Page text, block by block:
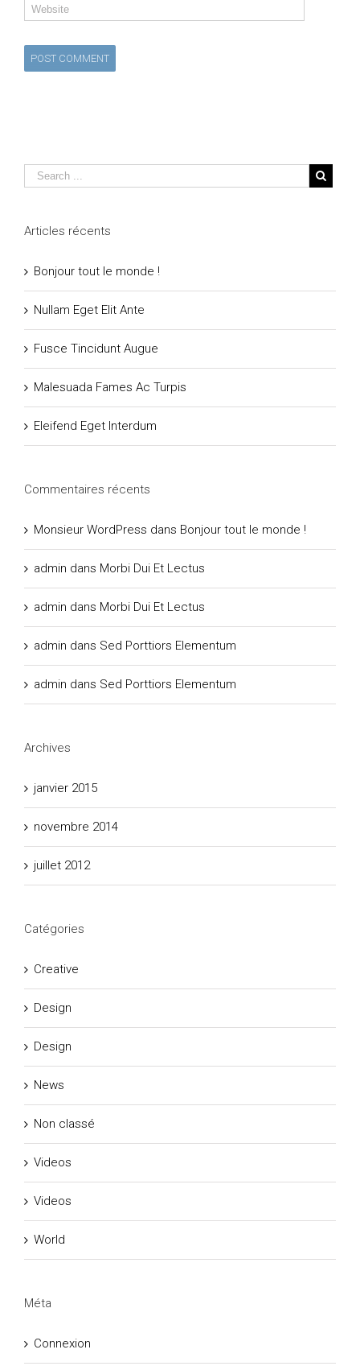
Articles récents
Bonjour tout le monde !
Nullam Eget Elit Ante
Fusce Tincidunt Augue
Malesuada Fames Ac Turpis
Eleifend Eget Interdum
Commentaires récents
Monsieur WordPress dans Bonjour tout le monde !
admin dans Morbi Dui Et Lectus
admin dans Morbi Dui Et Lectus
admin dans Sed Porttiors Elementum
admin dans Sed Porttiors Elementum
Archives
janvier 2015
novembre 2014
juillet 2012
Catégories
Creative
Design
Design
News
Non classé
Videos
Videos
World
Méta
Connexion